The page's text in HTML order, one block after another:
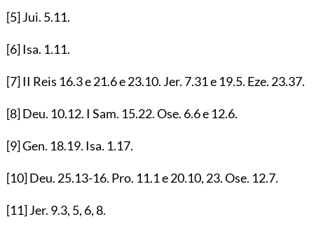
[5]Jui. 5.11.
[6]Isa. 1.11.
[7]II Reis 16.3e21.6e23.10. Jer. 7.31e 19.5. Eze. 23.37.
[8]Deu. 10.12. I Sam. 15.22. Ose. 6.6e 12.6.
[9]Gen. 18.19. Isa. 1.17.
[10]Deu. 25.13-16. Pro. 11.1e20.10, 23. Ose. 12.7.
[11]Jer. 9.3, 5, 6,8.